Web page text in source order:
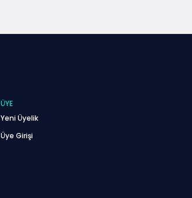
ÜYE
Yeni Üyelik
Üye Girişi